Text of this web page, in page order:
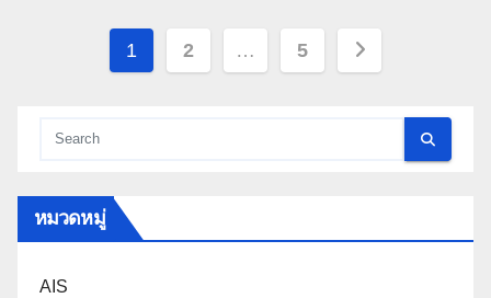
Posts
1 2 … 5
หมวดหมู่
AIS